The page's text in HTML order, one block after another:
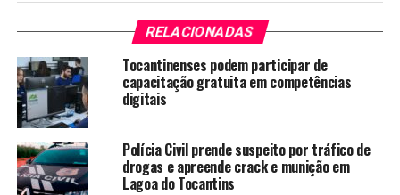
RELACIONADAS
Tocantinenses podem participar de
capacitação gratuita em competências
digitais
Polícia Civil prende suspeito por tráfico de
drogas e apreende crack e munição em
Lagoa do Tocantins